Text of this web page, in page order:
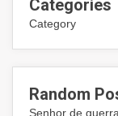
Categories
Category
Random
Senhor de